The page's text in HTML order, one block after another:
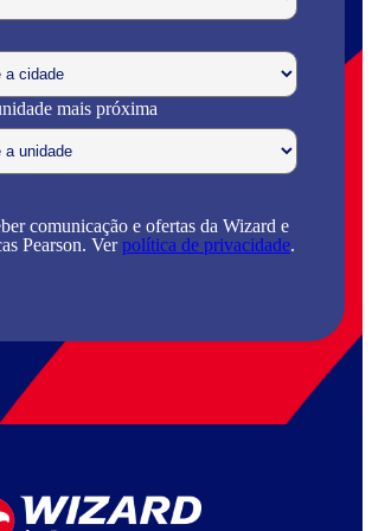
mais próxima
comunicação e ofertas da Wizard e
Pearson. Verpolítica de privacidade.